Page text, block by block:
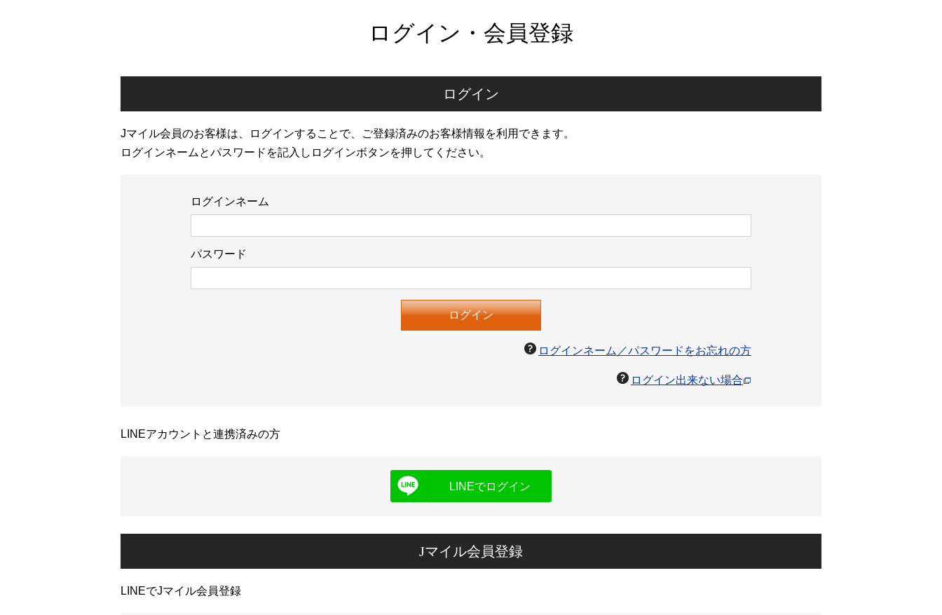
ログイン・会員登録
ログイン
Jマイル会員のお客様は、ログインすることで、ご登録済みのお客様情報を利用できます。
ログインネームとパスワードを記入しログインボタンを押してください。
ログインネーム
パスワード
ログインネーム／パスワードをお忘れの方
ログイン出来ない場合
LINEアカウントと連携済みの方
LINEでログイン
Jマイル会員登録
LINEでJマイル会員登録